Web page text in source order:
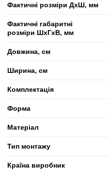
Фактичні розміри ДхШ, мм
Фактичні габаритні
розміри ШхГхВ, мм
Довжина, см
Ширина, см
Комплектація
Форма
Матеріал
Тип монтажу
Країна виробник